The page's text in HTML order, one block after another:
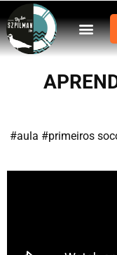
#aula #primeiros